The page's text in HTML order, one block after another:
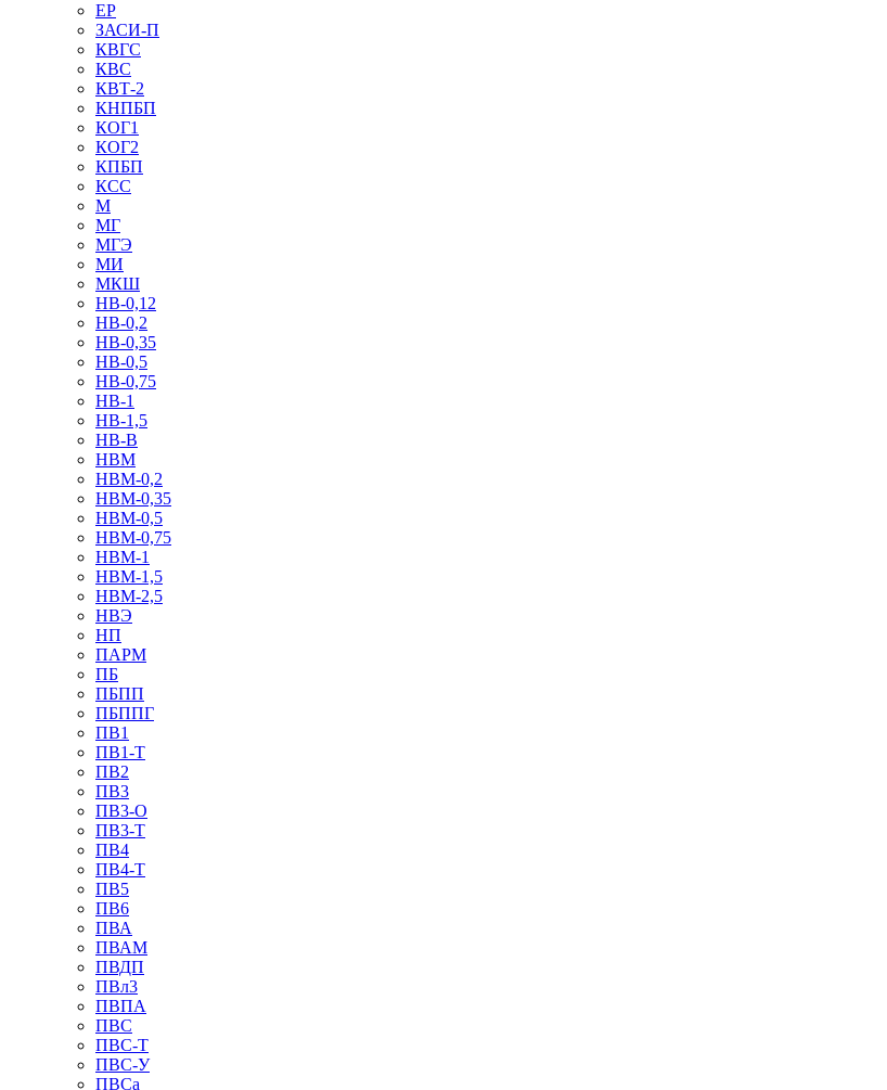
ЕР
ЗАСИ-П
КВГС
КВС
КВТ-2
КНПБП
КОГ1
КОГ2
КПБП
КСС
М
МГ
МГЭ
МИ
МКШ
НВ-0,12
НВ-0,2
НВ-0,35
НВ-0,5
НВ-0,75
НВ-1
НВ-1,5
НВ-В
НВМ
НВМ-0,2
НВМ-0,35
НВМ-0,5
НВМ-0,75
НВМ-1
НВМ-1,5
НВМ-2,5
НВЭ
НП
ПАРМ
ПБ
ПБПП
ПБППГ
ПВ1
ПВ1-Т
ПВ2
ПВ3
ПВ3-О
ПВ3-Т
ПВ4
ПВ4-Т
ПВ5
ПВ6
ПВА
ПВАМ
ПВДП
ПВл3
ПВПА
ПВС
ПВС-Т
ПВС-У
ПВСа